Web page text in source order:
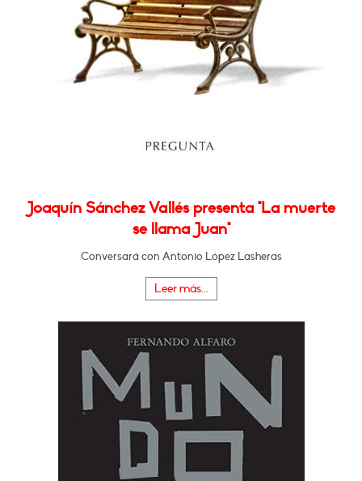
Joaquín Sánchez Vallés presenta "La muerte
se llama Juan"
Conversará con Antonio López Lasheras
Leer más...